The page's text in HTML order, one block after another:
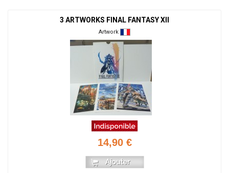
3 ARTWORKS FINAL FANTASY XII
Artwork
14,90 €